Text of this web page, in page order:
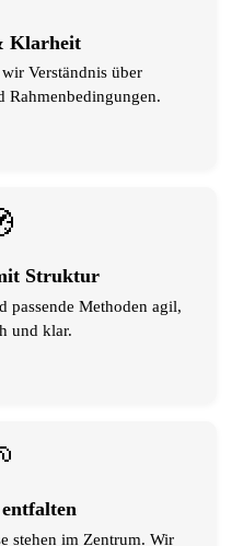
Klarheit
Verständnis über
Rahmenbedingungen.
Struktur
passende Methoden agil,
und klar.
stehen im Zentrum. Wir